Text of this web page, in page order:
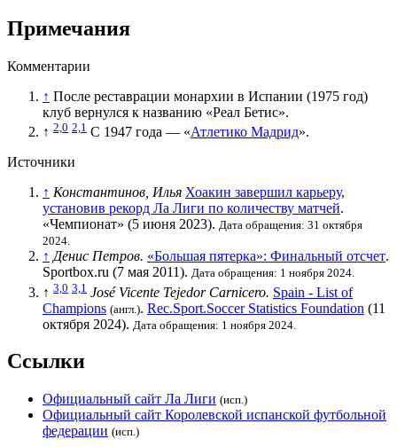
Примечания
Комментарии
↑ После реставрации монархии в Испании (1975 год)
клуб вернулся к названию «Реал Бетис».
↑ 2,0 2,1 С 1947 года — «Атлетико Мадрид».
Источники
↑ Константинов, Илья Хоакин завершил карьеру,
установив рекорд Ла Лиги по количеству матчей.
«Чемпионат» (5 июня 2023). Дата обращения: 31 октября
2024.
↑ Денис Петров. «Большая пятерка»: Финальный отсчет.
Sportbox.ru (7 мая 2011). Дата обращения: 1 ноября 2024.
↑ 3,0 3,1 José Vicente Tejedor Carnicero. Spain - List of
Champions (англ.). Rec.Sport.Soccer Statistics Foundation (11
октября 2024). Дата обращения: 1 ноября 2024.
Ссылки
Официальный сайт Ла Лиги (исп.)
Официальный сайт Королевской испанской футбольной
федерации (исп.)